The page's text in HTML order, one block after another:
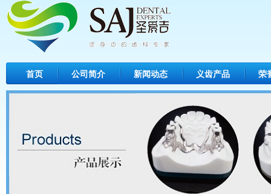
首页 公司简介 新闻动态 义齿产品 荣